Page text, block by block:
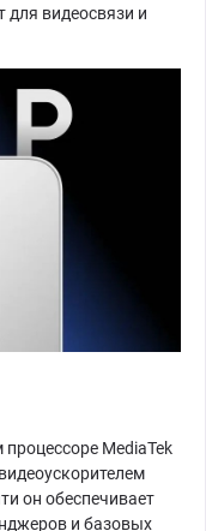
видеосвязи и
MediaTek
он обеспечивает
и базовых